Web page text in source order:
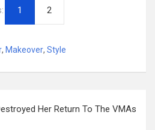
1 2
, Makeover, Style
Her Return To The VMAs